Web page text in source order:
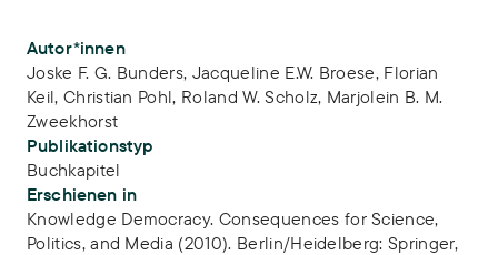
Publikations-Infos
Autor*innen
Joske F. G. Bunders, Jacqueline E.W. Broese, Florian
Keil, Christian Pohl, Roland W. Scholz, Marjolein B. M.
Zweekhorst
Publikationstyp
Buchkapitel
Erschienen in
Knowledge Democracy. Consequences for Science,
Politics, and Media (2010). Berlin/Heidelberg: Springer,